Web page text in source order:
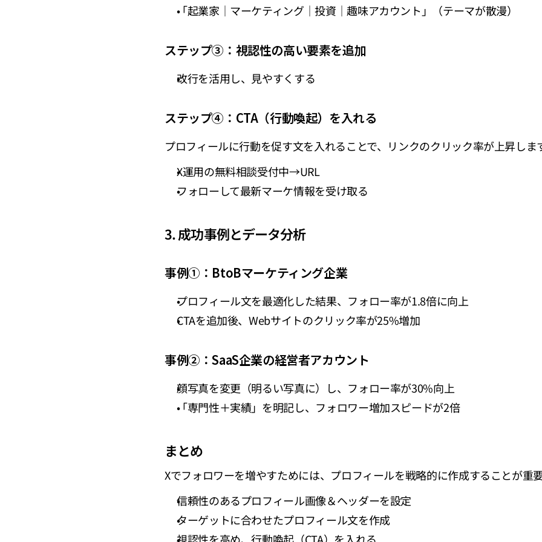
「起業家｜マーケティング｜投資｜趣味アカウント」（テーマが散漫）
ステップ③：視認性の高い要素を追加
改行を活用し、見やすくする
ステップ④：CTA（行動喚起）を入れる
プロフィールに行動を促す文を入れることで、リンクのクリック率が上昇しま
X運用の無料相談受付中→URL
フォローして最新マーケ情報を受け取る
3. 成功事例とデータ分析
事例①：BtoBマーケティング企業
プロフィール文を最適化した結果、フォロー率が1.8倍に向上
CTAを追加後、Webサイトのクリック率が25%増加
事例②：SaaS企業の経営者アカウント
顔写真を変更（明るい写真に）し、フォロー率が30%向上
「専門性＋実績」を明記し、フォロワー増加スピードが2倍
まとめ
Xでフォロワーを増やすためには、プロフィールを戦略的に作成することが重
信頼性のあるプロフィール画像＆ヘッダーを設定
ターゲットに合わせたプロフィール文を作成